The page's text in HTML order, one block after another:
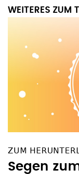
WEITERES ZUM
ZUM
Segen